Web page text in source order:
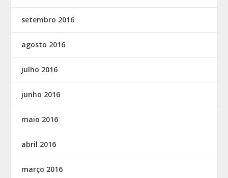
setembro 2016
agosto 2016
julho 2016
junho 2016
maio 2016
abril 2016
março 2016